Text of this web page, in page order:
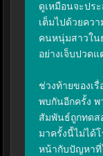
ดูเหมือนจะปร
เต็มไปด้วยคว
คนหนุ่มสาวใน
อย่างเจ็บปวดแ
ช่วงท้ายของเ
พบกันอีกครั้ง พ
สัมพันธ์ถูกทดส
มาครั้งนี้ไม่ได้
หน้ากับปัญหาที่